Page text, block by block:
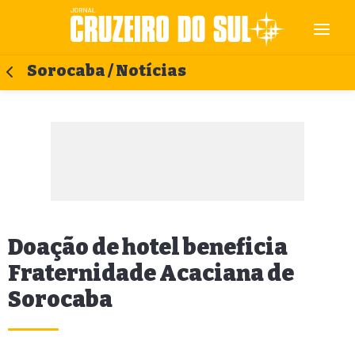
Sorocaba / Notícias
Doação de hotel beneficia
Fraternidade Acaciana de
Sorocaba